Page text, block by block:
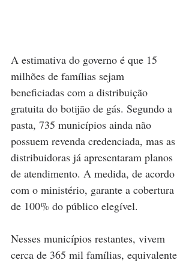
A estimativa do governo é que 15
milhões de famílias sejam
beneficiadas com a distribuição
gratuita do botijão de gás. Segundo a
pasta, 735 municípios ainda não
possuem revenda credenciada, mas as
distribuidoras já apresentaram planos
de atendimento. A medida, de acordo
com o ministério, garante a cobertura
de 100% do público elegível.
Nesses municípios restantes, vivem
cerca de 365 mil famílias, equivalente